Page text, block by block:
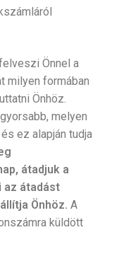
Önnel a
milyen formában
Önhöz.
melyen
ez alapján tudja
átadjuk a
az átadást
Önhöz. A
küldött